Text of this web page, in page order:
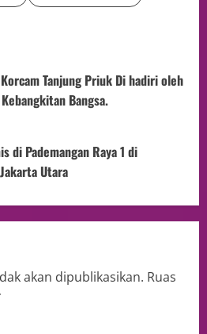
Tanjung Priuk Di hadiri oleh
Bangsa.
di Pademangan Raya 1 di
Utara
akan dipublikasikan. Ruas